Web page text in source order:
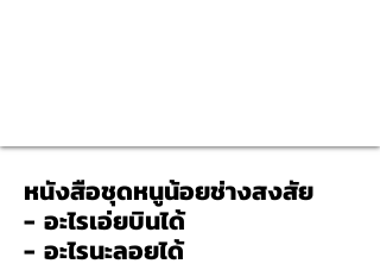
หนังสือชุดหนูน้อยช่างสงสัย
- อะไรเอ่ยบินได้
- อะไรนะลอยได้